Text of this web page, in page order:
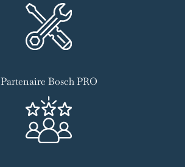
Partenaire Bosch PRO